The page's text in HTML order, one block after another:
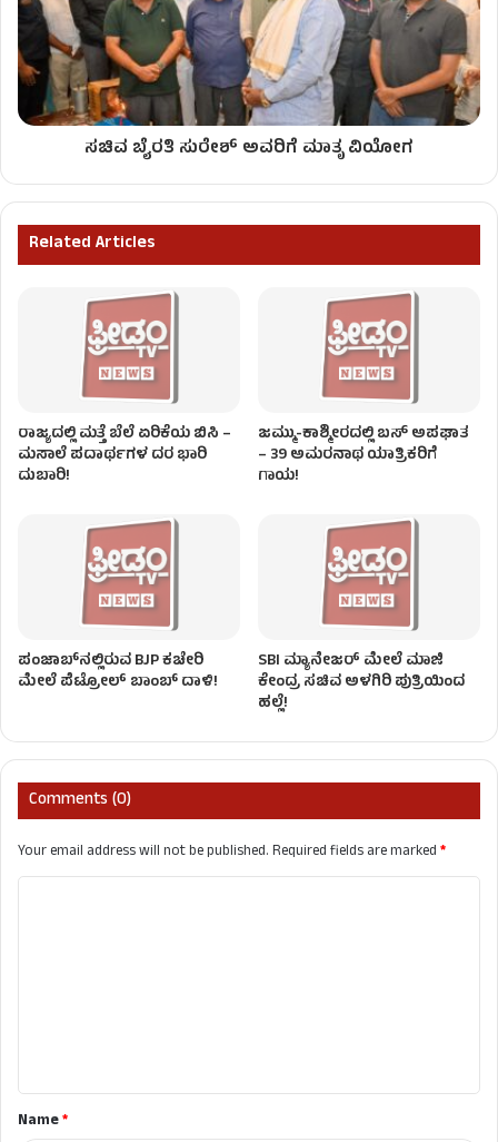
ಸಚಿವ ಬೈರತಿ ಸುರೇಶ್ ಅವರಿಗೆ ಮಾತೃ ವಿಯೋಗ
Related Articles
ರಾಜ್ಯದಲ್ಲಿ ಮತ್ತೆ ಬೆಲೆ ಏರಿಕೆಯ ಬಿಸಿ –
ಮಸಾಲೆ ಪದಾರ್ಥಗಳ ದರ ಭಾರಿ
ದುಬಾರಿ!
ಜಮ್ಮು-ಕಾಶ್ಮೀರದಲ್ಲಿ ಬಸ್ ಅಪಘಾತ
– 39 ಅಮರನಾಥ ಯಾತ್ರಿಕರಿಗೆ
ಗಾಯ!
ಪಂಜಾಬ್‌ನಲ್ಲಿರುವ BJP ಕಚೇರಿ
ಮೇಲೆ ಪೆಟ್ರೋಲ್ ಬಾಂಬ್ ದಾಳಿ!
SBI ಮ್ಯಾನೇಜರ್‌ ಮೇಲೆ ಮಾಜಿ
ಕೇಂದ್ರ ಸಚಿವ ಅಳಗಿರಿ ಪುತ್ರಿಯಿಂದ
ಹಲ್ಲೆ!
Comments (0)
Your email address will not be published.Required fields are marked*
t
*Name*